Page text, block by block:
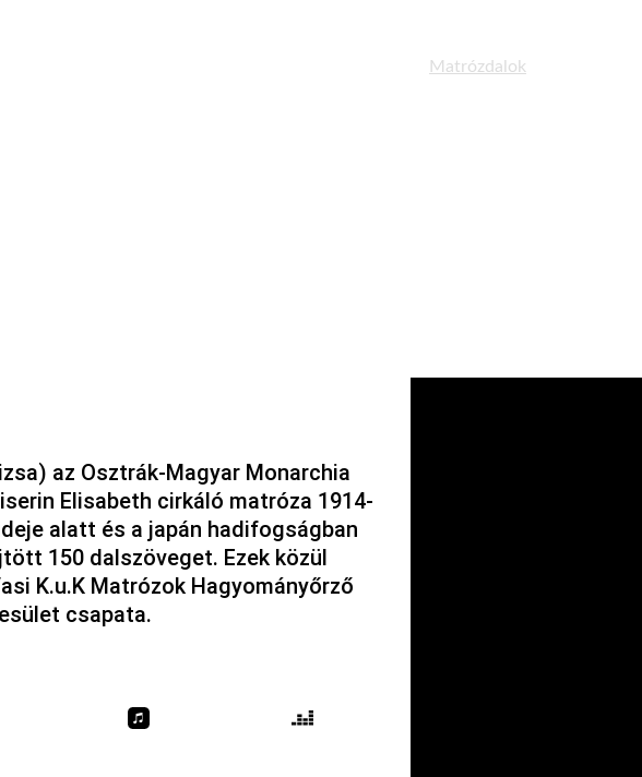
Matrózdalok
az Osztrák-Magyar Monarchia
Elisabeth cirkáló matróza 1914-
alatt és a japán hadifogságban
150 dalszöveget. Ezek közül
K.u.K Matrózok Hagyományőrző
csapata.